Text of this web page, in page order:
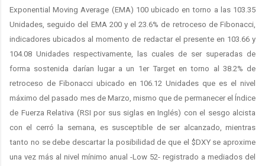
Exponential Moving Average (EMA) 100 ubicado en torno a las 103.35
Unidades, seguido del EMA 200 y el 23.6% de retroceso de Fibonacci,
indicadores ubicados al momento de redactar el presente en 103.66 y
104.08 Unidades respectivamente, las cuales de ser superadas de
forma sostenida darían lugar a un 1er Target en torno al 38.2% de
retroceso de Fibonacci ubicado en 106.12 Unidades que es el nivel
máximo del pasado mes de Marzo, mismo que de permanecer el Índice
de Fuerza Relativa (RSI por sus siglas en Inglés) con el sesgo alcista
con el cerró la semana, es susceptible de ser alcanzado, mientras
tanto no se debe descartar la posibilidad de que el $DXY se aproxime
una vez más al nivel mínimo anual -Low 52- registrado a mediados del